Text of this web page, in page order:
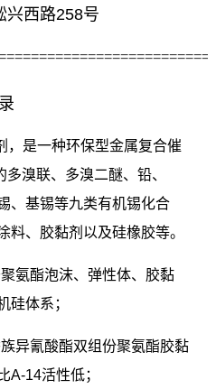
兴西路258号
，是一种环保型金属复合催
溴联、多溴二醚、铅、
、基锡等九类有机锡化合
料、胶黏剂以及硅橡胶等。
氨酯泡沫、弹性体、胶黏
硅体系；
异氰酸酯双组份聚氨酯胶黏
A-14活性低；